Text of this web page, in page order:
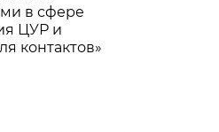
в сфере
ЦУР и
контактов»